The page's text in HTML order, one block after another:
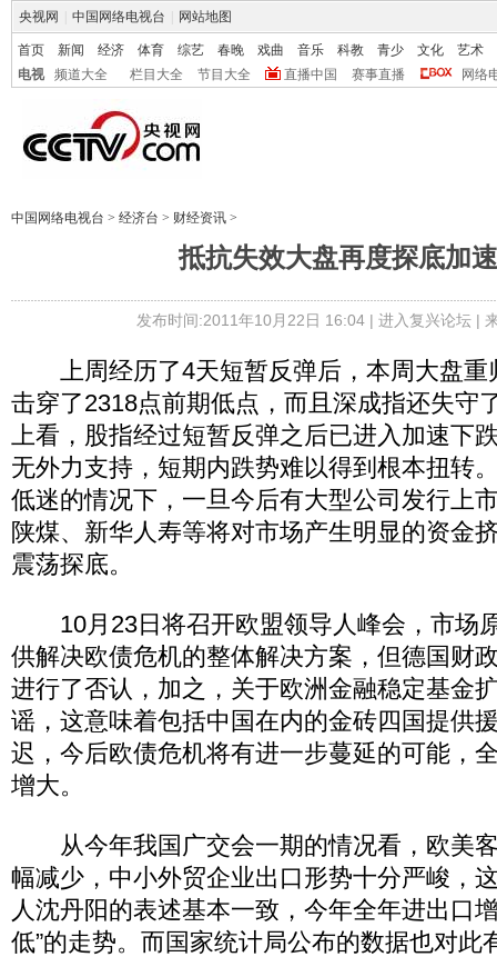
央视网 中国网络电视台 网站地图
首页 新闻 经济 体育 综艺 春晚 戏曲 音乐 科教 青少 文化
艺术
电视
频道大全 栏目大全 节目大全 直播中国 赛事直播 网络
中国网络电视台 > 经济台 > 财经资讯 >
抵抗失效大盘再度探底加
发布时间:2011年10月22日 16:04 | 进入复兴论坛|
上周经历了4天短暂反弹后，本周大盘重
击穿了2318点前期低点，而且深成指还失守
上看，股指经过短暂反弹之后已进入加速下
无外力支持，短期内跌势难以得到根本扭转
低迷的情况下，一旦今后有大型公司发行上
陕煤、新华人寿等将对市场产生明显的资金
震荡探底。
10月23日将召开欧盟领导人峰会，市场
供解决欧债危机的整体解决方案，但德国财
进行了否认，加之，关于欧洲金融稳定基金
谣，这意味着包括中国在内的金砖四国提供
迟，今后欧债危机将有进一步蔓延的可能，
增大。
从今年我国广交会一期的情况看，欧美
幅减少，中小外贸企业出口形势十分严峻，
人沈丹阳的表述基本一致，今年全年进出口
低”的走势。而国家统计局公布的数据也对此